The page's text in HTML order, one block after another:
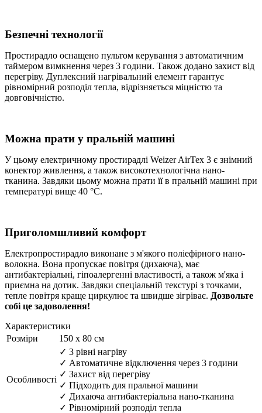
Безпечні технології
Простирадло оснащено пультом керування з автоматичним
таймером вимкнення через 3 години. Також додано захист від
перегріву. Дуплексний нагрівальний елемент гарантує
рівномірний розподіл тепла, відрізняється міцністю та
довговічністю.
Можна прати у пральній машині
У цьому електричному простирадлі Weizer AirTex 3 є знімний
конектор живлення, а також високотехнологічна нано-
тканина. Завдяки цьому можна прати її в пральній машині при
температурі вище 40 °C.
Приголомшливий комфорт
Електропростирадло виконане з м'якого поліефірного нано-
волокна. Вона пропускає повітря (дихаюча), має
антибактеріальні, гіпоалергенні властивості, а також м'яка і
приємна на дотик. Завдяки спеціальній текстурі з точками,
тепле повітря краще циркулює та швидше зігріває. Дозвольте
собі це задоволення!
Характеристики
Розміри
150 х 80 см
Особливості
✓ 3 рівні нагріву
✓ Автоматичне відключення через 3 години
✓ Захист від перегріву
✓ Підходить для пральної машини
✓ Дихаюча антибактеріальна нано-тканина
✓ Рівномірний розподіл тепла